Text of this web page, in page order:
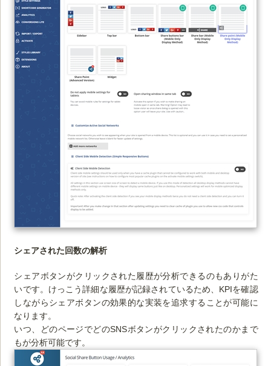
シェアされた回数の解析
シェアボタンがクリックされた履歴が分析できるのもありがた
いです。けっこう詳細な履歴が記録されているため、KPIを確認
しながらシェアボタンの効果的な実装を追求することが可能に
なります。
いつ、どのページでどのSNSボタンがクリックされたのかまで
もが分析可能です。